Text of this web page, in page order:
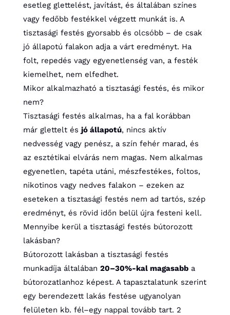
esetleg glettelést, javítást, és általában színes
vagy fedőbb festékkel végzett munkát is. A
tisztasági festés gyorsabb és olcsóbb – de csak
jó állapotú falakon adja a várt eredményt. Ha
folt, repedés vagy egyenetlenség van, a festék
kiemelhet, nem elfedhet.
Mikor alkalmazható a tisztasági festés, és mikor
nem?
Tisztasági festés alkalmas, ha a fal korábban
már glettelt és jó állapotú, nincs aktív
nedvesség vagy penész, a szín fehér marad, és
az esztétikai elvárás nem magas. Nem alkalmas
egyenetlen, tapéta utáni, mészfestékes, foltos,
nikotinos vagy nedves falakon – ezeken az
eseteken a tisztasági festés nem ad tartós, szép
eredményt, és rövid időn belül újra festeni kell.
Mennyibe kerül a tisztasági festés bútorozott
lakásban?
Bútorozott lakásban a tisztasági festés
munkadíja általában 20–30%-kal magasabba
bútorozatlanhoz képest. A tapasztalatunk szerint
egy berendezett lakás festése ugyanolyan
felületen kb. fél–egy nappal tovább tart. 2